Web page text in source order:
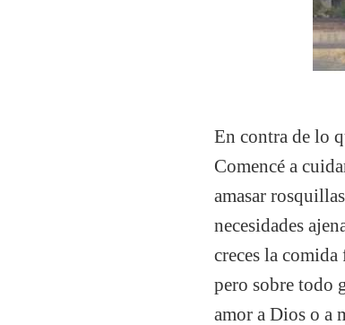
En contra de lo
Comencé a
amasar
necesidades
creces la
pero sobre todo
amor a Dios o a